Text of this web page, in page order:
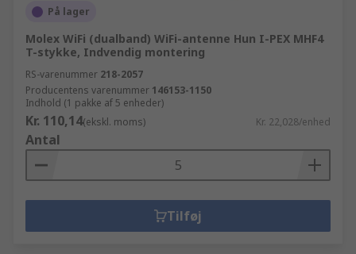
På lager
Molex WiFi (dualband) WiFi-antenne Hun I-PEX MHF4
T-stykke, Indvendig montering
RS-varenummer 218-2057
Producentens varenummer 146153-1150
Indhold (1 pakke af 5 enheder)
Kr. 110,14(ekskl. moms) Kr. 22,028/enhed
Antal
Tilføj